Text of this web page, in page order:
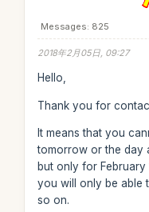
Messages: 825
2018年2月05日, 09:27
Hello,
Thank you for
It means that you
tomorrow or the day
but only for February
you will only be able
so on.